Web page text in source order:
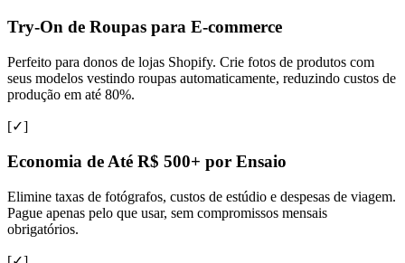
Try-On de Roupas para E-commerce
Perfeito para donos de lojas Shopify. Crie fotos de produtos com
seus modelos vestindo roupas automaticamente, reduzindo custos de
produção em até 80%.
[✓]
Economia de Até R$ 500+ por Ensaio
Elimine taxas de fotógrafos, custos de estúdio e despesas de viagem.
Pague apenas pelo que usar, sem compromissos mensais
obrigatórios.